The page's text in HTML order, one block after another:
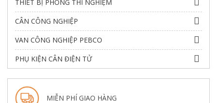
THIẾT BỊ PHÒNG THÍ NGHIỆM
CÂN CÔNG NGHIỆP
VAN CÔNG NGHIỆP PEBCO
PHỤ KIỆN CÂN ĐIỆN TỬ
MIỄN PHÍ GIAO HÀNG